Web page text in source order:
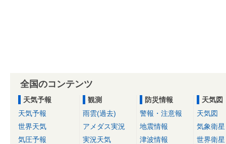
全国のコンテンツ
天気予報
天気予報
世界天気
気圧予報
観測
雨雲(過去)
アメダス実況
実況天気
防災情報
警報・注意報
地震情報
津波情報
天気図
天気図
気象衛星
世界衛星